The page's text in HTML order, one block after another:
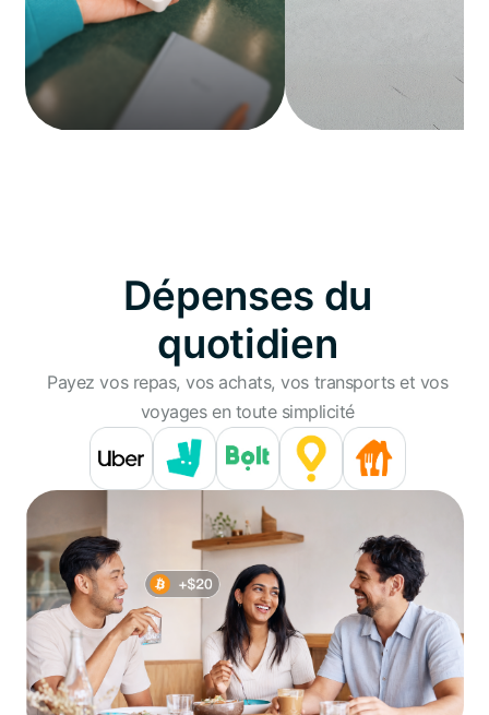
Dépenses du
quotidien
Payez vos repas, vos achats, vos transports et vos
voyages en toute simplicité